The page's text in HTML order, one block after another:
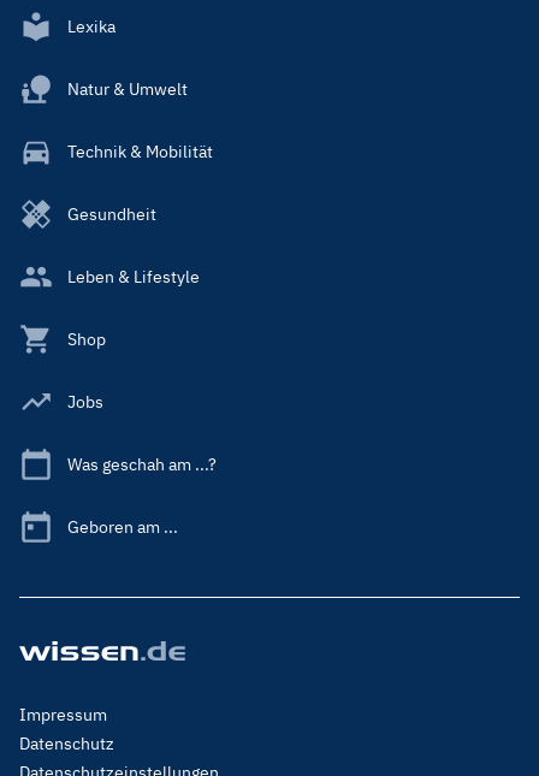
Lexika
Natur & Umwelt
Technik & Mobilität
Gesundheit
Leben & Lifestyle
Shop
Jobs
Was geschah am ...?
Geboren am ...
Footer
Menu
Impressum
Datenschutz